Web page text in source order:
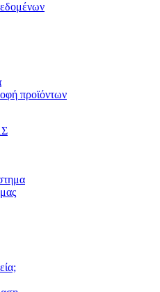
προϊόντων